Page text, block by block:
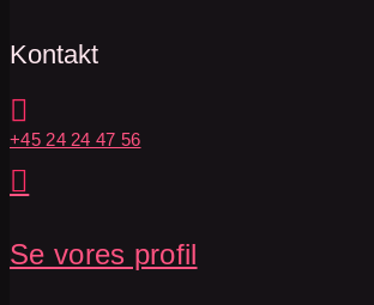
Kontakt

+45 24 24 47 56

Se vores profil